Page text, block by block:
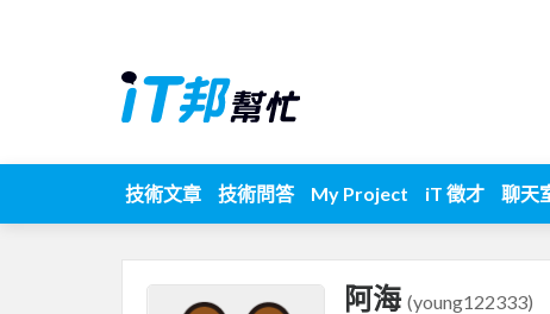
技術文章 技術問答 My Project iT 徵才 聊天
阿海 (young122333)